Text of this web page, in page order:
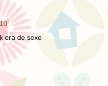
era de sexo